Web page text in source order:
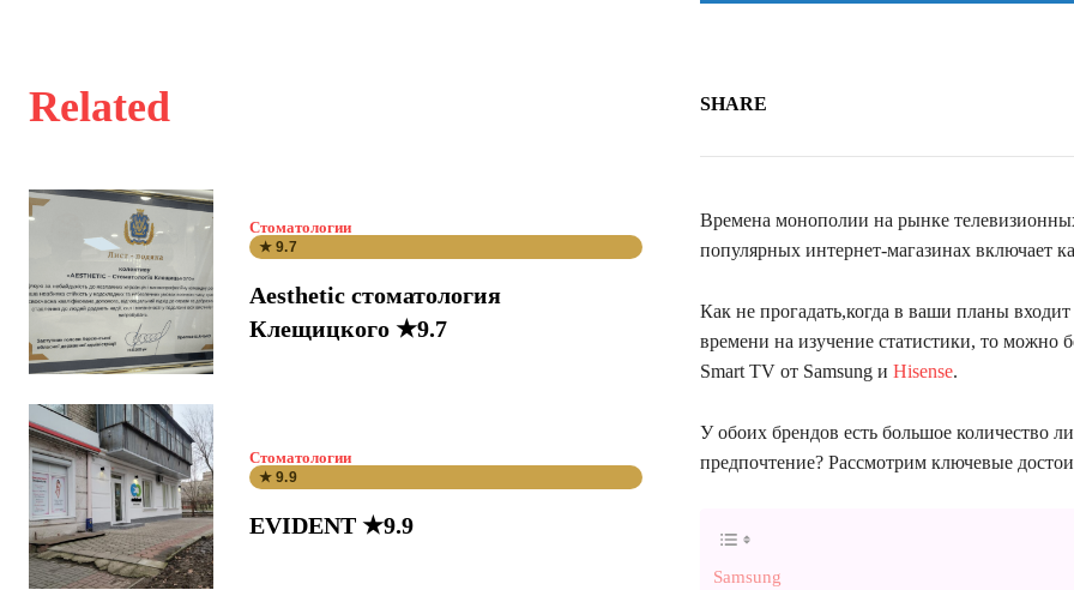
Related
Стоматологии
★ 9.7
Aesthetic стоматология
Клещицкого ★9.7
Стоматологии
★ 9.9
EVIDENT ★9.9
SHARE
Времена монополии на рынке
популярных интернет-магазинах включает
Как не прогадать,когда в ваши планы
времени на изучение статистики, то можно
Smart TV от Samsung и Hisense.
У обоих брендов есть большое количество
предпочтение? Рассмотрим ключевые
Samsung